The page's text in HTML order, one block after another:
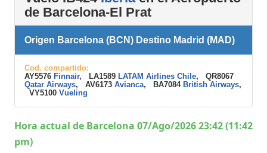
de Barcelona-El Prat
Origen Barcelona (BCN) Destino Madrid (MAD)
Cod. compartido:
AY5576 Finnair, LA1589 LATAM Airlines Chile, QR8067
Qatar Airways, AV6173 Avianca, BA7084 British Airways,
VY5100 Vueling
Hora actual de Barcelona 07/Ago/2026 23:42 (11:42
pm)